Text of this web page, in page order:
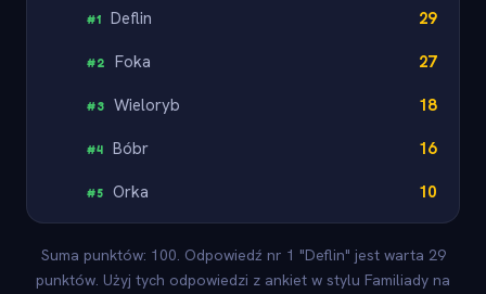
#1 Deflin 29
#2 Foka 27
#3 Wieloryb 18
#4 Bóbr 16
#5 Orka 10
Suma punktów: 100. Odpowiedź nr 1 "Deflin" jest warta 29
punktów. Użyj tych odpowiedzi z ankiet w stylu Familiady na